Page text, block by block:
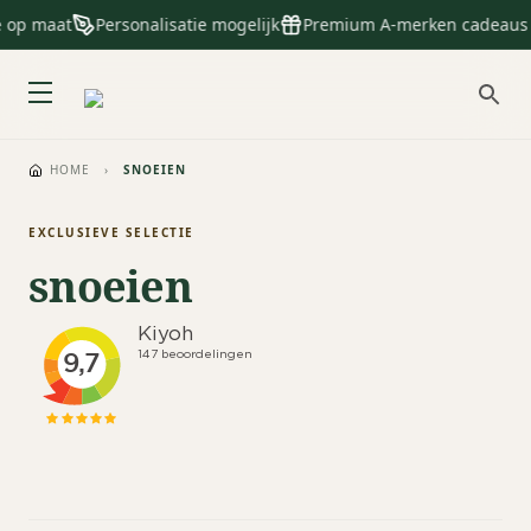
maat Personalisatie mogelijk Premium A-merken cadeaus
HOME › SNOEIEN
EXCLUSIEVE SELECTIE
snoeien